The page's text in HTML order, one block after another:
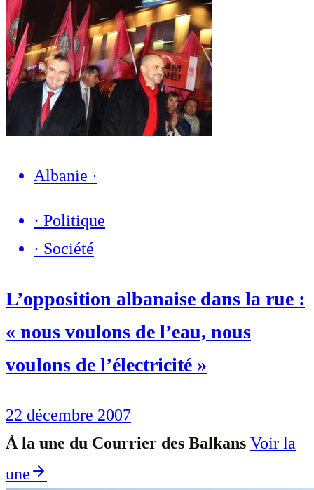
Albanie ·
· Politique
· Société
L’opposition albanaise dans la rue :
« nous voulons de l’eau, nous
voulons de l’électricité »
22 décembre 2007
À la une du Courrier des Balkans Voir la
une